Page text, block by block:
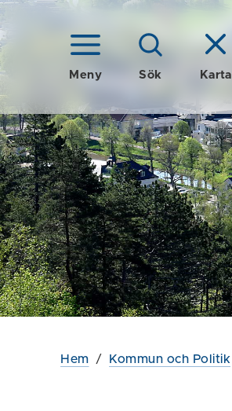
Meny Sök Karta
Hem / Kommun och Politik